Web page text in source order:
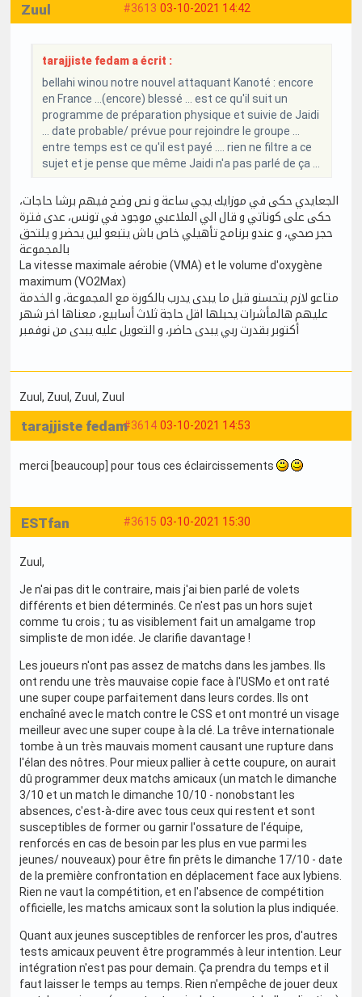
#3613 03-10-2021 14:42
Zuul
tarajjiste fedam a écrit :
bellahi winou notre nouvel attaquant Kanoté : encore
en France ...(encore) blessé ... est ce qu'il suit un
programme de préparation physique et suivie de Jaidi
... date probable/ prévue pour rejoindre le groupe ...
entre temps est ce qu'il est payé .... rien ne filtre a ce
sujet et je pense que même Jaidi n'a pas parlé de ça ...
الجعايدي حكى في موزايك يجي ساعة و نص وضح فيهم برشا حاجات،
حكى على كوناتي و قال الي الملاعبي موجود في تونس، عدى فترة
حجر صحي، و عندو برنامج تأهيلي خاص باش يتبعو لين يحضر و يلتحق
بالمجموعة
La vitesse maximale aérobie (VMA) et le volume d'oxygène
maximum (VO2Max)
متاعو لازم يتحسنو قبل ما يبدى يدرب بالكورة مع المجموعة، و الخدمة
عليهم هالمأشرات يحبلها اقل حاجة ثلاث أسابيع، معناها اخر شهر
أكتوبر بقدرت ربي يبدى حاضر، و التعويل عليه يبدى من نوفمبر
Zuul, Zuul, Zuul, Zuul
#3614 03-10-2021 14:53
tarajjiste fedam
merci [beaucoup] pour tous ces éclaircissements
#3615 03-10-2021 15:30
ESTfan
Zuul,
Je n'ai pas dit le contraire, mais j'ai bien parlé de volets
différents et bien déterminés. Ce n'est pas un hors sujet
comme tu crois ; tu as visiblement fait un amalgame trop
simpliste de mon idée. Je clarifie davantage !
Les joueurs n'ont pas assez de matchs dans les jambes. Ils
ont rendu une très mauvaise copie face à l'USMo et ont raté
une super coupe parfaitement dans leurs cordes. Ils ont
enchaîné avec le match contre le CSS et ont montré un visage
meilleur avec une super coupe à la clé. La trêve internationale
tombe à un très mauvais moment causant une rupture dans
l'élan des nôtres. Pour mieux pallier à cette coupure, on aurait
dû programmer deux matchs amicaux (un match le dimanche
3/10 et un match le dimanche 10/10 - nonobstant les
absences, c'est-à-dire avec tous ceux qui restent et sont
susceptibles de former ou garnir l'ossature de l'équipe,
renforcés en cas de besoin par les plus en vue parmi les
jeunes/ nouveaux) pour être fin prêts le dimanche 17/10 - date
de la première confrontation en déplacement face aux lybiens.
Rien ne vaut la compétition, et en l'absence de compétition
officielle, les matchs amicaux sont la solution la plus indiquée.
Quant aux jeunes susceptibles de renforcer les pros, d'autres
tests amicaux peuvent être programmés à leur intention. Leur
intégration n'est pas pour demain. Ça prendra du temps et il
faut laisser le temps au temps. Rien n'empêche de jouer deux